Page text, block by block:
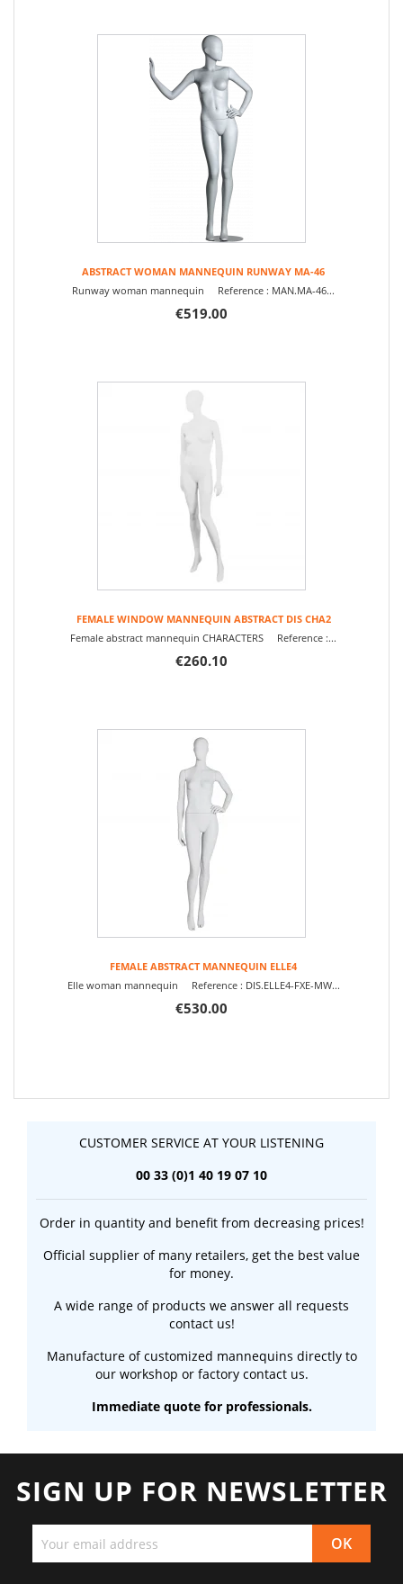
ABSTRACT WOMAN MANNEQUIN RUNWAY MA-46
Runway woman mannequin Reference : MAN.MA-46...
€519.00
FEMALE WINDOW MANNEQUIN ABSTRACT DIS CHA2
Female abstract mannequin CHARACTERS Reference :...
€260.10
FEMALE ABSTRACT MANNEQUIN ELLE4
Elle woman mannequin Reference : DIS.ELLE4-FXE-MW...
€530.00
CUSTOMER SERVICE AT YOUR LISTENING
00 33 (0)1 40 19 07 10
Order in quantity and benefit from decreasing prices!
Official supplier of many retailers, get the best value
for money.
A wide range of products we answer all requests
contact us!
Manufacture of customized mannequins directly to
our workshop or factory contact us.
Immediate quote for professionals.
SIGN UP FOR NEWSLETTER